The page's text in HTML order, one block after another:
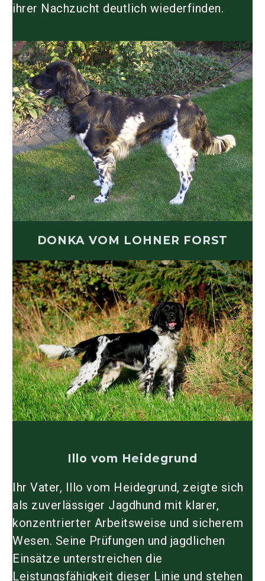
ihrer Nachzucht deutlich wiederfinden.
DONKA VOM LOHNER FORST
Illo vom Heidegrund
Ihr Vater, Illo vom Heidegrund, zeigte sich
als zuverlässiger Jagdhund mit klarer,
konzentrierter Arbeitsweise und sicherem
Wesen. Seine Prüfungen und jagdlichen
Einsätze unterstreichen die
Leistungsfähigkeit dieser Linie und stehen